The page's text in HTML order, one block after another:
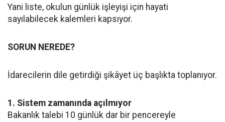
Yani liste, okulun günlük işleyişi için hayati
sayılabilecek kalemleri kapsıyor.
SORUN NEREDE?
İdarecilerin dile getirdiği şikâyet üç başlıkta toplanıyor.
1. Sistem zamanında açılmıyor
Bakanlık talebi 10 günlük dar bir pencereyle